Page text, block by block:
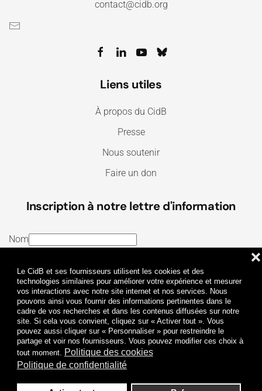
Le CidB et ses fournisseurs utilisent les cookies et des
technologies similaires pour améliorer votre expérience et mesurer
vos interactions avec notre site internet et nos services. Nous
pouvons ainsi vous fournir des informations pertinentes dans le
cadre de vos recherches et dans les contenus diffusées sur notre
site. Si cela vous convient, cliquez sur « Activer tout ». Vous
pouvez aussi cliquer sur « Personnaliser » pour restreindre le
partage et voir nos fournisseurs. Vous pouvez modifier ces choix à
tout moment. Politique des cookies
Politique de confidentialité
❌
contact@cidb.org
Liens utiles
À propos du CidB
Presse
Nous soutenir
Faire un don
Inscription à notre lettre d'information
Nom
J’ai lu et j’accepte lesTermes et conditionset la
Politique de confidentialité
Je m'abonne